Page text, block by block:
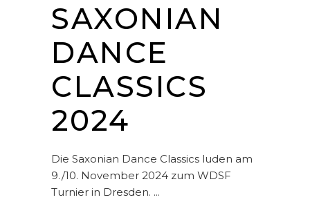
SAXONIAN
DANCE
CLASSICS
2024
Die Saxonian Dance Classics luden am
9./10. November 2024 zum WDSF
Turnier in Dresden.